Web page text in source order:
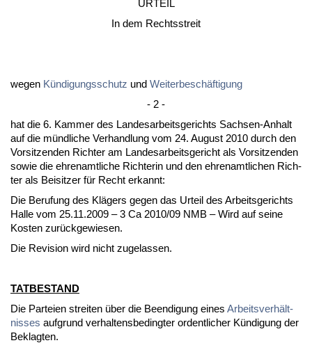
UR­TEIL
In dem Rechts­streit
we­gen Kündi­gungs­schutz und Wei­ter­beschäfti­gung
- 2 -
hat die 6. Kam­mer des Lan­des­ar­beits­ge­richts Sach­sen-An­halt
auf die münd­li­che Ver­hand­lung vom 24. Au­gust 2010 durch den
Vor­sit­zen­den Rich­ter am Lan­des­ar­beits­ge­richt als Vor­sit­zen­den
so­wie die eh­ren­amt­li­che Rich­te­rin und den eh­ren­amt­li­chen Rich­
ter als Bei­sit­zer für Recht er­kannt:
Die Be­ru­fung des Klägers ge­gen das Ur­teil des Ar­beits­ge­richts
Hal­le vom 25.11.2009 – 3 Ca 2010/09 NMB – Wird auf sei­ne
Kos­ten zurück­ge­wie­sen.
Die Re­vi­si­on wird nicht zu­ge­las­sen.
TAT­BESTAND
Die Par­tei­en strei­ten über die Be­en­di­gung ei­nes Ar­beits­verhält­
nis­ses auf­grund ver­hal­tens­be­ding­ter or­dent­li­cher Kündi­gung der
Be­klag­ten.